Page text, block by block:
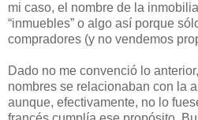
mi caso, el nombre de la
“inmuebles” o algo así porque
compradores (y no vendemos
Dado no me convenció lo
nombres se relacionaban con la
aunque, efectivamente, no lo